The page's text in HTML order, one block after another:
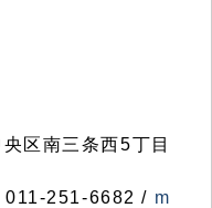
区南三条西5丁目
011-251-6682 / m